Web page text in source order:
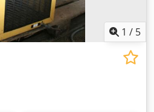
1 / 5